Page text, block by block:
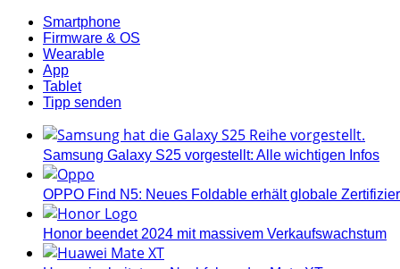
Smartphone
Firmware & OS
Wearable
App
Tablet
Tipp senden
Samsung Galaxy S25 vorgestellt: Alle wichtigen Infos
OPPO Find N5: Neues Foldable erhält globale
Honor beendet 2024 mit massivem Verkaufswachstum